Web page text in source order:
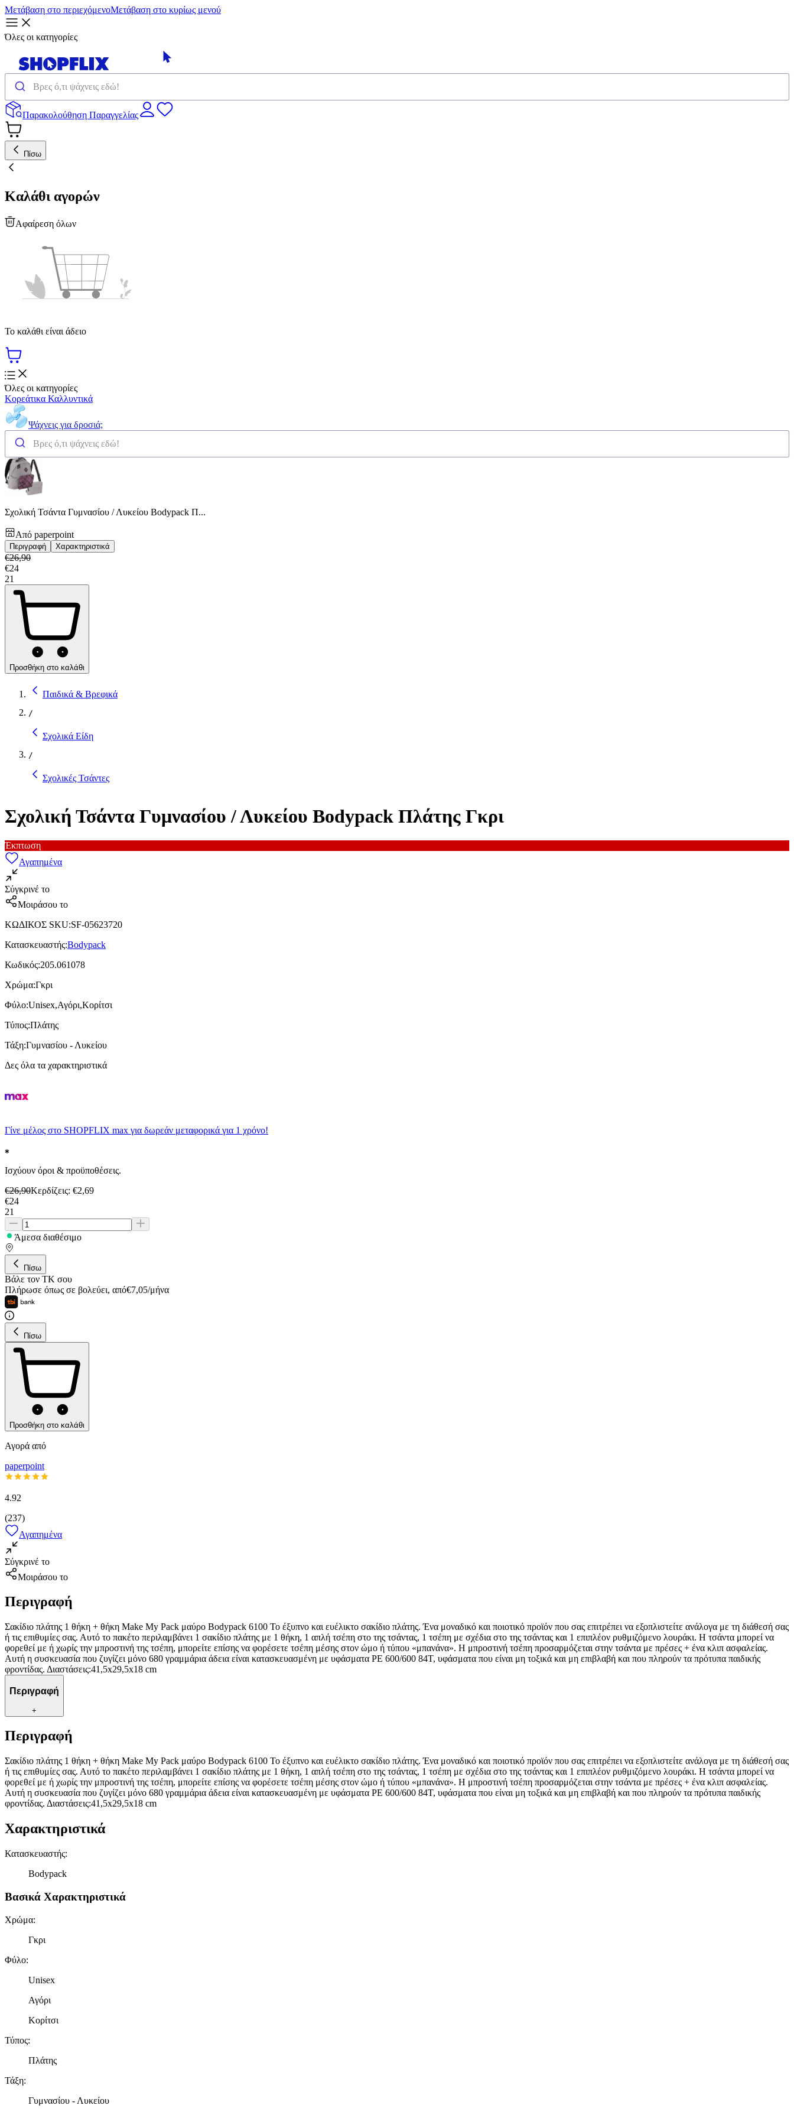
Μετάβαση στο περιεχόμενοΜετάβαση στο κυρίως μενού
Όλες οι κατηγορίες
Παρακολούθηση Παραγγελίας
Πίσω
Καλάθι αγορών
Αφαίρεση όλων
Το καλάθι είναι άδειο
Όλες οι κατηγορίες
Κορεάτικα Καλλυντικά
Ψάχνεις για δροσιά;
Σχολική Τσάντα Γυμνασίου / Λυκείου Bodypack Π...
Από paperpoint
Περιγραφή Χαρακτηριστικά
€26,90
€24
21
Προσθήκη στο καλάθι
Παιδικά & Βρεφικά
/
Σχολικά Είδη
/
Σχολικές Τσάντες
Σχολική Τσάντα Γυμνασίου / Λυκείου Bodypack Πλάτης Γκρι
Έκπτωση
Αγαπημένα
Σύγκρινέ το
Μοιράσου το
ΚΩΔΙΚΟΣ SKU:SF-05623720
Κατασκευαστής:Bodypack
Κωδικός:205.061078
Χρώμα:Γκρι
Φύλο:Unisex,Αγόρι,Κορίτσι
Τύπος:Πλάτης
Τάξη:Γυμνασίου - Λυκείου
Δες όλα τα χαρακτηριστικά
Γίνε μέλος στο SHOPFLIX max για δωρεάν μεταφορικά για 1 χρόνο!
Ισχύουν όροι & προϋποθέσεις.
€26,90Κερδίζεις: €2,69
€24
21
Άμεσα διαθέσιμο
Πίσω
Βάλε τον ΤΚ σου
Πλήρωσε όπως σε βολεύει, από€7,05/μήνα
Πίσω
Προσθήκη στο καλάθι
Αγορά από
paperpoint
4.92
(237)
Αγαπημένα
Σύγκρινέ το
Μοιράσου το
Περιγραφή
Σακίδιο πλάτης 1 θήκη + θήκη Make My Pack μαύρο Bodypack 6100 Το έξυπνο και ευέλικτο σακίδιο πλάτης. Ένα μοναδικό και ποιοτικό προϊόν που σας επιτρέπει να εξοπλιστείτε ανάλογα με τη διάθεσή σας
ή τις επιθυμίες σας. Αυτό το πακέτο περιλαμβάνει 1 σακίδιο πλάτης με 1 θήκη, 1 απλή τσέπη στο της τσάντας, 1 τσέπη με σχέδια στο της τσάντας και 1 επιπλέον ρυθμιζόμενο λουράκι. Η τσάντα μπορεί να
φορεθεί με ή χωρίς την μπροστινή της τσέπη, μπορείτε επίσης να φορέσετε τσέπη μέσης στον ώμο ή τύπου «μπανάνα». Η μπροστινή τσέπη προσαρμόζεται στην τσάντα με πρέσες + ένα κλιπ ασφαλείας.
Αυτή η συσκευασία που ζυγίζει μόνο 680 ​​γραμμάρια άδεια είναι κατασκευασμένη με υφάσματα PE 600/600 84T, υφάσματα που είναι μη τοξικά και μη επιβλαβή και που πληρούν τα πρότυπα παιδικής
φροντίδας. Διαστάσεις:41,5x29,5x18 cm
Περιγραφή
+
Περιγραφή
Σακίδιο πλάτης 1 θήκη + θήκη Make My Pack μαύρο Bodypack 6100 Το έξυπνο και ευέλικτο σακίδιο πλάτης. Ένα μοναδικό και ποιοτικό προϊόν που σας επιτρέπει να εξοπλιστείτε ανάλογα με τη διάθεσή σας
ή τις επιθυμίες σας. Αυτό το πακέτο περιλαμβάνει 1 σακίδιο πλάτης με 1 θήκη, 1 απλή τσέπη στο της τσάντας, 1 τσέπη με σχέδια στο της τσάντας και 1 επιπλέον ρυθμιζόμενο λουράκι. Η τσάντα μπορεί να
φορεθεί με ή χωρίς την μπροστινή της τσέπη, μπορείτε επίσης να φορέσετε τσέπη μέσης στον ώμο ή τύπου «μπανάνα». Η μπροστινή τσέπη προσαρμόζεται στην τσάντα με πρέσες + ένα κλιπ ασφαλείας.
Αυτή η συσκευασία που ζυγίζει μόνο 680 ​​γραμμάρια άδεια είναι κατασκευασμένη με υφάσματα PE 600/600 84T, υφάσματα που είναι μη τοξικά και μη επιβλαβή και που πληρούν τα πρότυπα παιδικής
φροντίδας. Διαστάσεις:41,5x29,5x18 cm
Χαρακτηριστικά
Κατασκευαστής:
Bodypack
Βασικά Χαρακτηριστικά
Χρώμα:
Γκρι
Φύλο:
Unisex
Αγόρι
Κορίτσι
Τύπος:
Πλάτης
Τάξη:
Γυμνασίου - Λυκείου